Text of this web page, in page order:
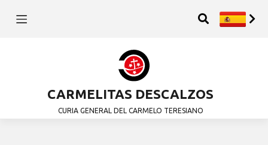
CARMELITAS DESCALZOS
CURIA GENERAL DEL CARMELO TERESIANO